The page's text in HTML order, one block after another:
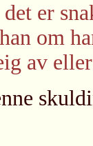
er
om
av